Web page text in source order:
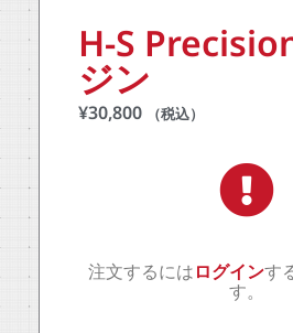
H-S
ジン
¥30,800 （税込）
注文するにはログインす
す。